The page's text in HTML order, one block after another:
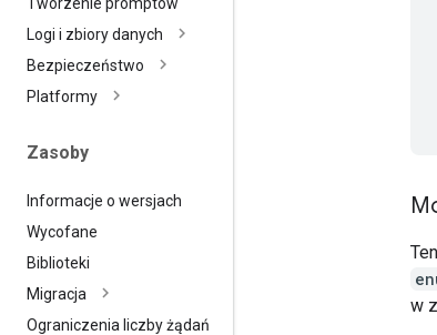
Logi i zbiory danych
Bezpieczeństwo
Platformy
Zasoby
Informacje o wersjach
Wycofane
Biblioteki
Migracja
Ograniczenia liczby żądań
w